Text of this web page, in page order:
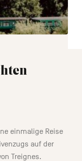
einmalige Reise
auf der
Treignes.